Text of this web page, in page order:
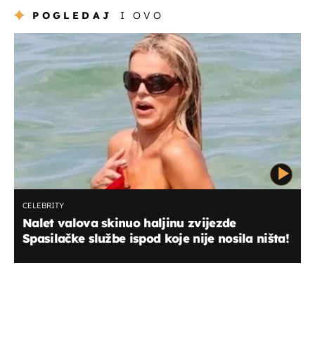
POGLEDAJ I OVO
CELEBRITY
Nalet valova skinuo haljinu zvijezde
Spasilačke službe ispod koje nije nosila ništa!